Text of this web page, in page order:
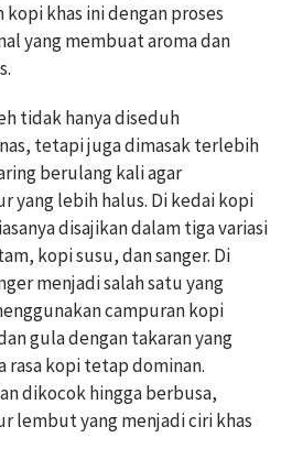
khas ini dengan proses
yang membuat aroma dan
tidak hanya diseduh
tetapi juga dimasak terlebih
berulang kali agar
yang lebih halus. Di kedai kopi
disajikan dalam tiga variasi
kopi susu, dan sanger. Di
menjadi salah satu yang
campuran kopi
gula dengan takaran yang
rasa kopi tetap dominan.
dikocok hingga berbusa,
lembut yang menjadi ciri khas